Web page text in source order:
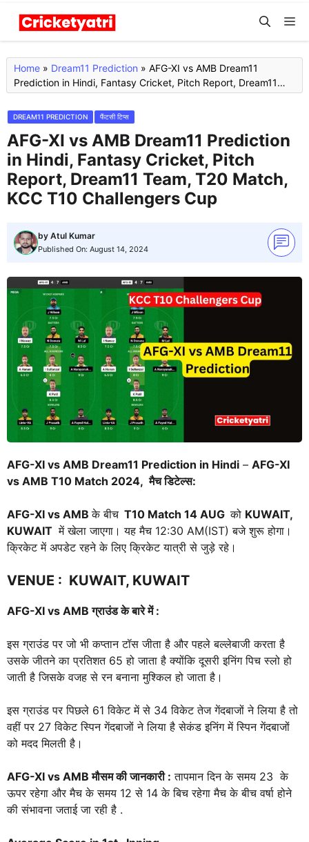
Skip
content
Home » Dream11 Prediction » AFG-XI vs AMB Dream11
Prediction in Hindi, Fantasy Cricket, Pitch Report, Dream11
Team, T20 Match, KCC T10 Challengers Cup
DREAM11 PREDICTION फैंटसी टिप्स
AFG-XI vs AMB Dream11 Prediction
in Hindi, Fantasy Cricket, Pitch
Report, Dream11 Team, T20 Match,
KCC T10 Challengers Cup
by Atul Kumar
Published On: August 14, 2024
AFG-XI vs AMB Dream11 Prediction in Hindi – AFG-XI
vs AMB T10 Match 2024, मैच डिटेल्स:
AFG-XI vs AMBके बीच T10 Match 14 AUG को KUWAIT,
KUWAIT में खेला जाएगा। यह मैच 12:30 AM(IST) बजे शुरू होगा।
क्रिकेट में अपडेट रहने के लिए क्रिकेट यात्री से जुड़े रहे।
VENUE : KUWAIT, KUWAIT
AFG-XI vs AMBग्राउंड के बारे में :
इस ग्राउंड पर जो भी कप्तान टॉस जीता है और पहले बल्लेबाजी करता है
उसके जीतने का प्रतिशत 65 हो जाता है क्योंकि दूसरी इनिंग पिच स्लो हो
जाती है जिसके वजह से रन बनाना मुश्किल हो जाता है।
इस ग्राउंड पर पिछले 61 विकेट में से 34 विकेट तेज गेंदबाजों ने लिया है तो
वहीं पर 27 विकेट स्पिन गेंदबाजों ने लिया है सेकंड इनिंग में स्पिन गेंदबाजों
को मदद मिलती है।
AFG-XI vs AMBमौसम की जानकारी : तापमान दिन के समय 23 के
ऊपर रहेगा और मैच के समय 12 से 14 के बिच रहेगा मैच के बीच वर्षा होने
की संभावना जताई जा रही है .